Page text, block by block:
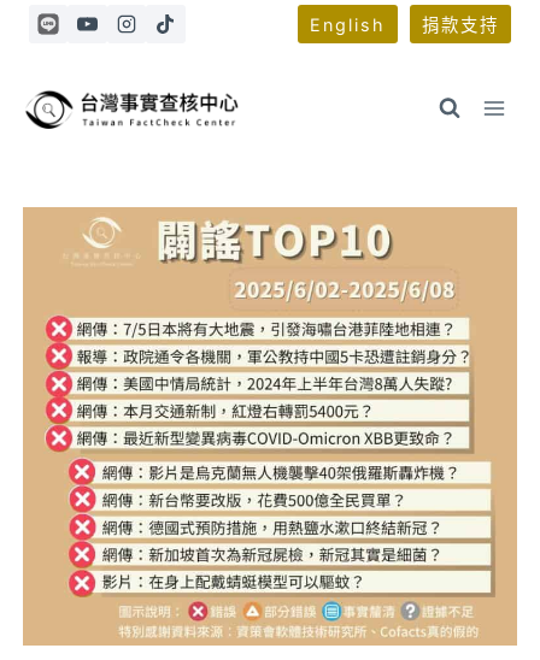
Skip
English 捐款支持